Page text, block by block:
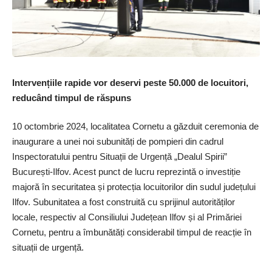
Intervențiile rapide vor deservi peste 50.000 de locuitori,
reducând timpul de răspuns
10 octombrie 2024, localitatea Cornetu a găzduit ceremonia de
inaugurare a unei noi subunități de pompieri din cadrul
Inspectoratului pentru Situații de Urgență „Dealul Spirii”
București-Ilfov. Acest punct de lucru reprezintă o investiție
majoră în securitatea și protecția locuitorilor din sudul județului
Ilfov. Subunitatea a fost construită cu sprijinul autorităților
locale, respectiv al Consiliului Județean Ilfov și al Primăriei
Cornetu, pentru a îmbunătăți considerabil timpul de reacție în
situații de urgență.